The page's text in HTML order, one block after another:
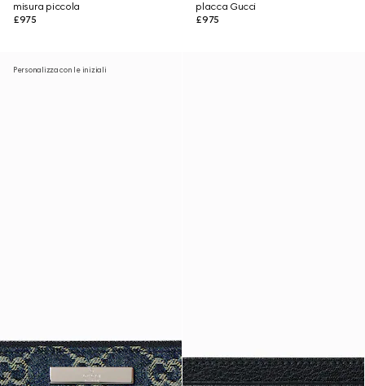
misura piccola
£975
placca Gucci
£975
Personalizza con le iniziali